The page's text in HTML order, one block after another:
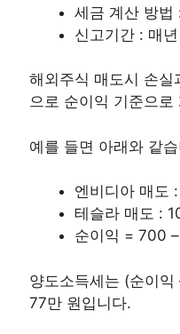
세금 계산 방법
신고기간 : 매
해외주식 매도시 손
으로 순이익 기준으로
예를 들면 아래와 같
엔비디아 매도
테슬라 매도 :
순이익 = 700
양도소득세는 (순이
77만 원입니다.